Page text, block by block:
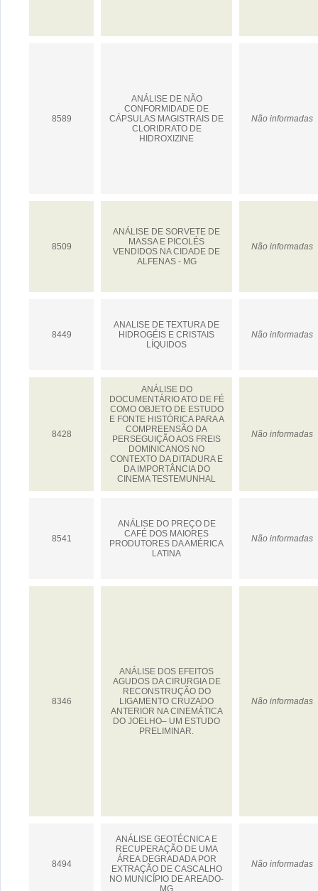
8589
ANÁLISE DE NÃO
CONFORMIDADE DE
CÁPSULAS MAGISTRAIS DE
CLORIDRATO DE
HIDROXIZINE
Não informadas
8509
ANÁLISE DE SORVETE DE
MASSA E PICOLÉS
VENDIDOS NA CIDADE DE
ALFENAS - MG
Não informadas
8449
ANALISE DE TEXTURA DE
HIDROGÉIS E CRISTAIS
LÍQUIDOS
Não informadas
8428
ANÁLISE DO
DOCUMENTÁRIO ATO DE FÉ
COMO OBJETO DE ESTUDO
E FONTE HISTÓRICA PARA A
COMPREENSÃO DA
PERSEGUIÇÃO AOS FREIS
DOMINICANOS NO
CONTEXTO DA DITADURA E
DA IMPORTÂNCIA DO
CINEMA TESTEMUNHAL
Não informadas
8541
ANÁLISE DO PREÇO DE
CAFÉ DOS MAIORES
PRODUTORES DA AMÉRICA
LATINA
Não informadas
8346
ANÁLISE DOS EFEITOS
AGUDOS DA CIRURGIA DE
RECONSTRUÇÃO DO
LIGAMENTO CRUZADO
ANTERIOR NA CINEMÁTICA
DO JOELHO– UM ESTUDO
PRELIMINAR.
Não informadas
8494
ANÁLISE GEOTÉCNICA E
RECUPERAÇÃO DE UMA
ÁREA DEGRADADA POR
EXTRAÇÃO DE CASCALHO
NO MUNICÍPIO DE AREADO-
Não informadas